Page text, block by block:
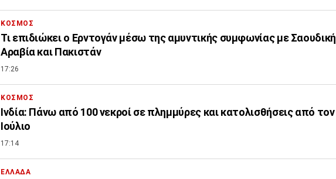
ΚΟΣΜΟΣ
Τι επιδιώκει ο Ερντογάν μέσω της αμυντικής συμφωνίας με Σαουδική
Αραβία και Πακιστάν
17:26
ΚΟΣΜΟΣ
Ινδία: Πάνω από 100 νεκροί σε πλημμύρες και κατολισθήσεις από τον
Ιούλιο
17:14
ΕΛΛΑΔΑ